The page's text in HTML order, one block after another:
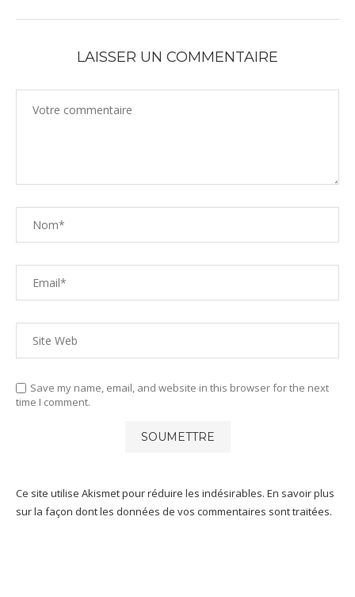
LAISSER UN COMMENTAIRE
Save my name, email, and website in this browser for the next
time I comment.
Ce site utilise Akismet pour réduire les indésirables. En savoir plus
sur la façon dont les données de vos commentaires sont traitées.